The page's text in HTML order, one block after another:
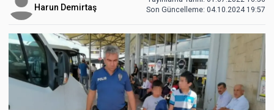
Harun Demirtaş
Son Güncelleme: 04.10.2024 19:57